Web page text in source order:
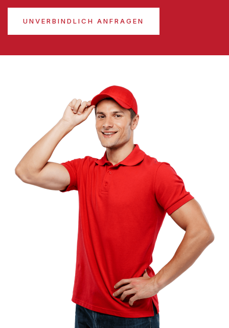
UNVERBINDLICH ANFRAGEN